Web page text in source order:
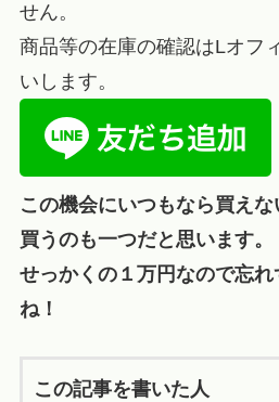
せん。
商品等の在庫の確認はLオフ
いします。
この機会にいつもなら買え
買うのも一つだと思います。
せっかくの１万円なので忘
ね！
この記事を書いた人